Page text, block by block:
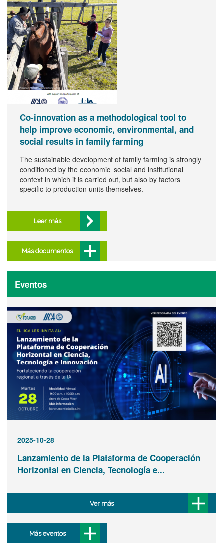
Co-innovation as a methodological tool to
help improve economic, environmental, and
social results in family farming
The sustainable development of family farming is strongly
conditioned by the economic, social and institutional
context in which it is carried out, but also by factors
specific to production units themselves.
Leer más
Más documentos
Eventos
2025-10-28
Lanzamiento de la Plataforma de Cooperación
Horizontal en Ciencia, Tecnología e...
Ver más
Más eventos